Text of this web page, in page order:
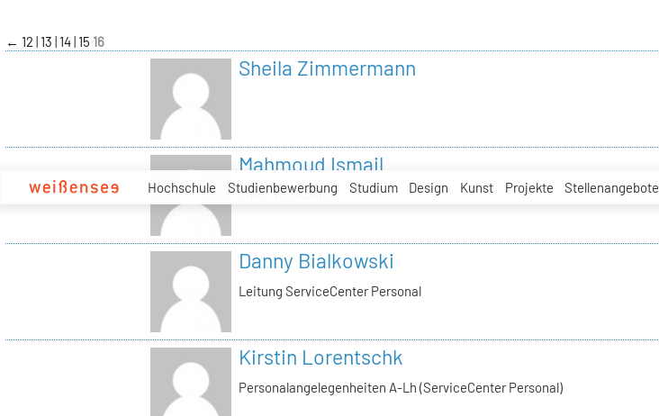
Hochschule Studienbewerbung Studium Design Kunst Projekte Stellenangebote
← 12 13 14 15 16
Sheila Zimmermann
Mahmoud Ismail
Tutor Tonstudio
Danny Bialkowski
Leitung ServiceCenter Personal
Kirstin Lorentschk
Personalangelegenheiten A-Lh (ServiceCenter Personal)